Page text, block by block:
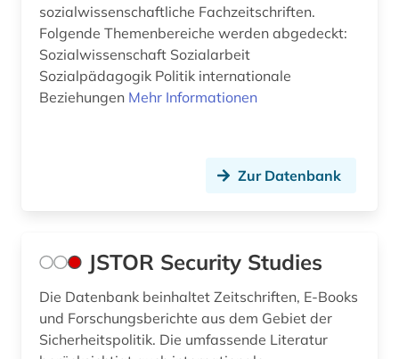
sozialwissenschaftliche Fachzeitschriften.
Folgende Themenbereiche werden abgedeckt:
Sozialwissenschaft Sozialarbeit
Sozialpädagogik Politik internationale
Beziehungen Mehr Informationen
Zur Datenbank
JSTOR Security Studies
Die Datenbank beinhaltet Zeitschriften, E-Books
und Forschungsberichte aus dem Gebiet der
Sicherheitspolitik. Die umfassende Literatur